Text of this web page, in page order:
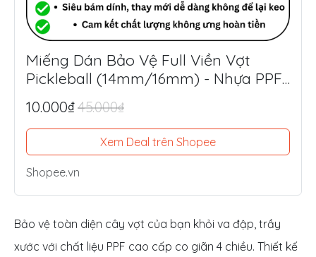
Miếng Dán Bảo Vệ Full Viền Vợt
Pickleball (14mm/16mm) - Nhựa PPF
Mỹ Siêu Dày 8.5mil
10.000₫45.000₫
Xem Deal trên Shopee
Shopee.vn
Bảo vệ toàn diện cây vợt của bạn khỏi va đập, trầy
xước với chất liệu PPF cao cấp co giãn 4 chiều. Thiết kế